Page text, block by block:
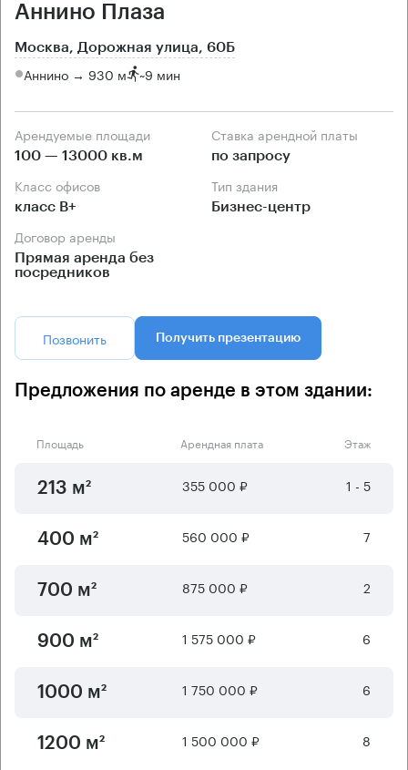
Аннино Плаза
Москва, Дорожная улица, 60Б
Аннино → 930 м ~9 мин
Арендуемые площади
100 — 13000 кв.м
Ставка арендной платы
по запросу
Класс офисов
класс B+
Тип здания
Бизнес-центр
Договор аренды
Прямая аренда без
посредников
Позвонить Получить презентацию
Предложения по аренде в этом здании:
Площадь Арендная плата Этаж
213 м² 355 000 ₽ 1 - 5
400 м² 560 000 ₽ 7
700 м² 875 000 ₽ 2
900 м² 1 575 000 ₽ 6
1000 м² 1 750 000 ₽ 6
1200 м² 1 500 000 ₽ 8